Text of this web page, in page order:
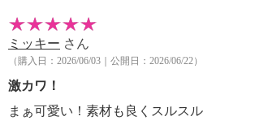
【メンテナンス（ケアラベル）】
・長時間照射による変退色注意
・単品洗い
・水や汗などによる色落ち、色移り注意
・摩擦による色落ち、色移り注意
ミッキー さん
（購入日：2026/06/03｜公開日：2026/06/22）
激カワ！
まぁ可愛い！素材も良くスルスル